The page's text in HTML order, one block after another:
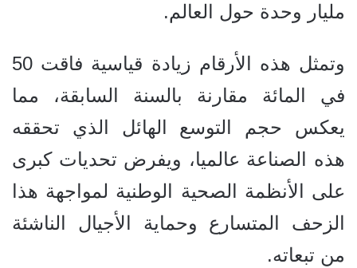
مليار وحدة حول العالم.
وتمثل هذه الأرقام زيادة قياسية فاقت 50
في المائة مقارنة بالسنة السابقة، مما
يعكس حجم التوسع الهائل الذي تحققه
هذه الصناعة عالميا، ويفرض تحديات كبرى
على الأنظمة الصحية الوطنية لمواجهة هذا
الزحف المتسارع وحماية الأجيال الناشئة
من تبعاته.